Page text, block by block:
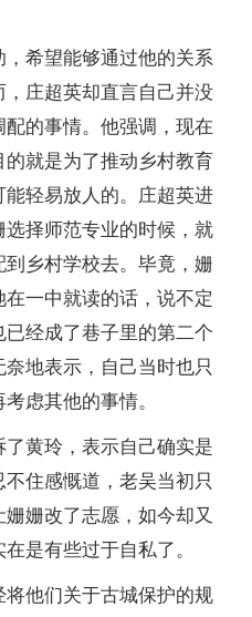
希望能够通过他的关系
庄超英却直言自己并没
的事情。他强调，现在
就是为了推动乡村教育
轻易放人的。庄超英进
择师范专业的时候，就
乡村学校去。毕竟，姗
一中就读的话，说不定
经成了巷子里的第二个
地表示，自己当时也只
虑其他的事情。
黄玲，表示自己确实是
住感慨道，老吴当初只
姗改了志愿，如今却又
是有些过于自私了。
他们关于古城保护的规